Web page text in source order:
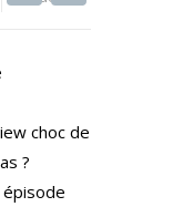
a
choc de
?
épisode